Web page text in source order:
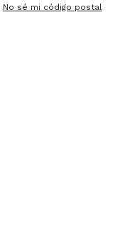
No sé mi código postal